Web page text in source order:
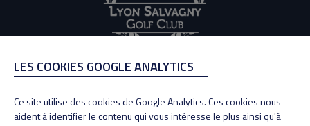
ADRESSE
69890 La Tour de Salvagny
Tél : 04 78 48 88 48
LES COOKIES GOOGLE ANALYTICS
Ce site utilise des cookies de Google Analytics. Ces cookies nous
aident à identifier le contenu qui vous intéresse le plus ainsi qu'à